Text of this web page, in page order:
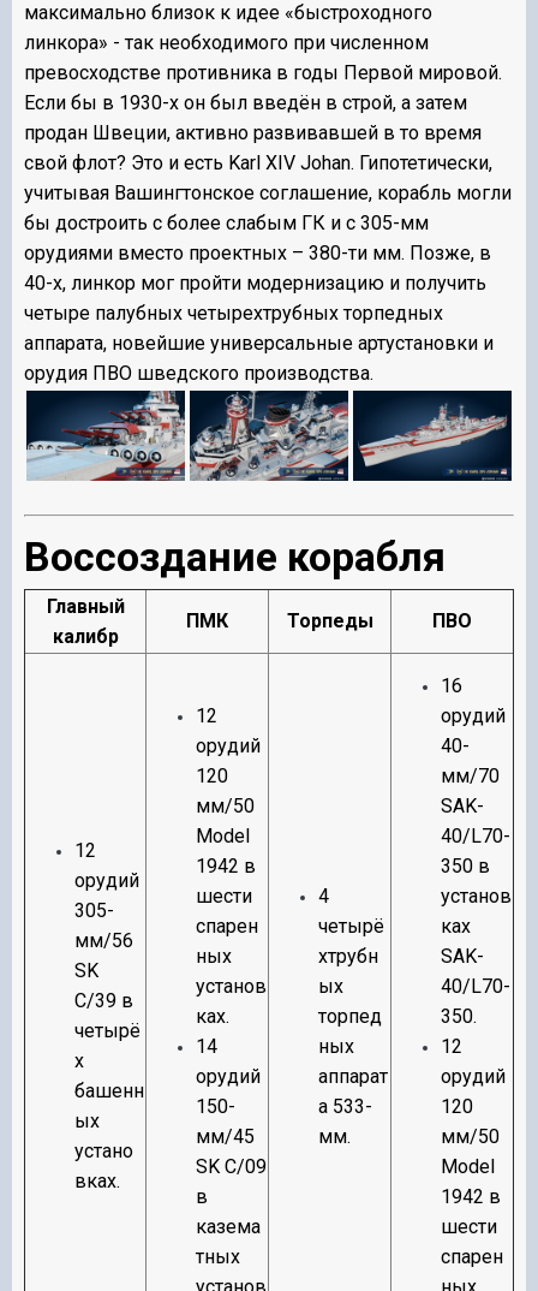
максимально близок к идее «быстроходного
линкора» - так необходимого при численном
превосходстве противника в годы Первой мировой.
Если бы в 1930-х он был введён в строй, а затем
продан Швеции, активно развивавшей в то время
свой флот? Это и есть Karl XIV Johan. Гипотетически,
учитывая Вашингтонское соглашение, корабль могли
бы достроить с более слабым ГК и с 305-мм
орудиями вместо проектных – 380-ти мм. Позже, в
40-х, линкор мог пройти модернизацию и получить
четыре палубных четырехтрубных торпедных
аппарата, новейшие универсальные артустановки и
орудия ПВО шведского производства.
Воссоздание корабля
Главный
калибр
ПМК Торпеды ПВО
12
орудий
305-
мм/56
SK
C/39 в
четырё
х
башенн
ых
устано
вках.
12
орудий
120
мм/50
Model
1942 в
шести
спарен
ных
установ
ках.
14
орудий
150-
мм/45
SK C/09
в
казема
тных
4
четырё
хтрубн
ых
торпед
ных
аппарат
а 533-
мм.
16
орудий
40-
мм/70
SAK-
40/L70-
350 в
установ
ках
SAK-
40/L70-
350.
12
орудий
120
мм/50
Model
1942 в
шести
спарен